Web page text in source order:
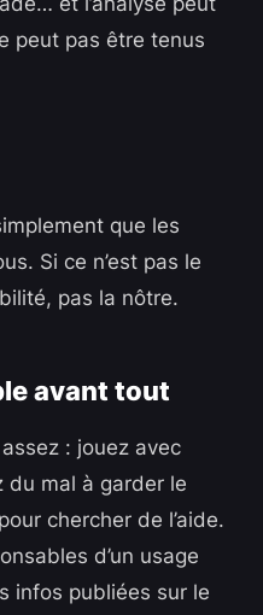
peut pas être tenus
que les
Si ce n’est pas le
pas la nôtre.
avant tout
: jouez avec
du mal à garder le
chercher de l’aide.
d’un usage
infos publiées sur le